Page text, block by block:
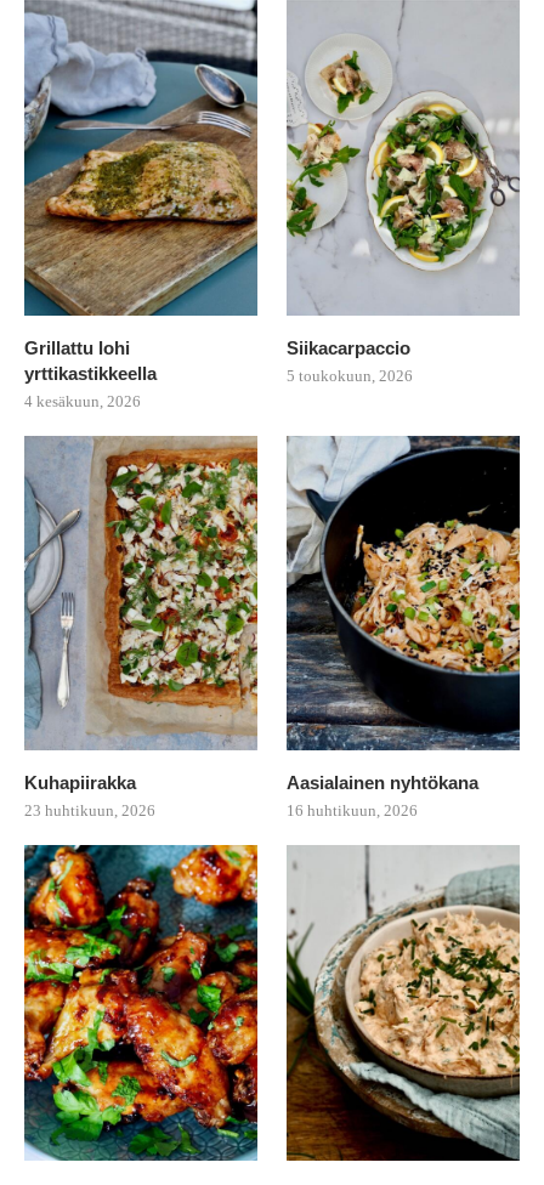
Grillattu lohi
yrttikastikkeella
4 kesäkuun, 2026
Siikacarpaccio
5 toukokuun, 2026
Kuhapiirakka
23 huhtikuun, 2026
Aasialainen nyhtökana
16 huhtikuun, 2026